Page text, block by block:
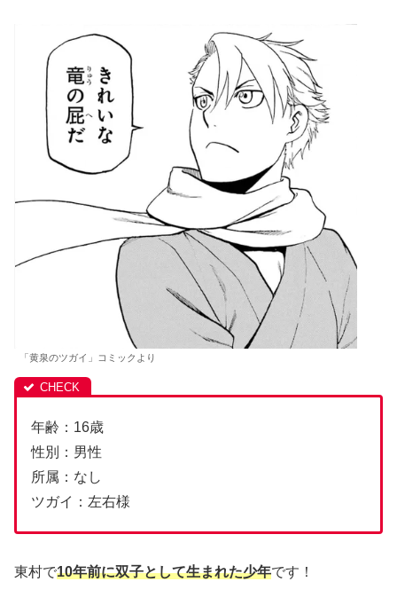
「黄泉のツガイ」コミックより
年齢：16歳
性別：男性
所属：なし
ツガイ：左右様
東村で10年前に双子として生まれた少年です！